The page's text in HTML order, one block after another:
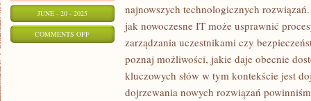
JUNE - 20 - 2025
COMMENTS OFFON
KLUCZOWE
najnowszych technologicznych
jak nowoczesne IT może usprawnić
zarządzania uczestnikami czy
poznaj możliwości, jakie daje obecnie
kluczowych słów w tym kontekście jest
dojrzewania nowych rozwiązań